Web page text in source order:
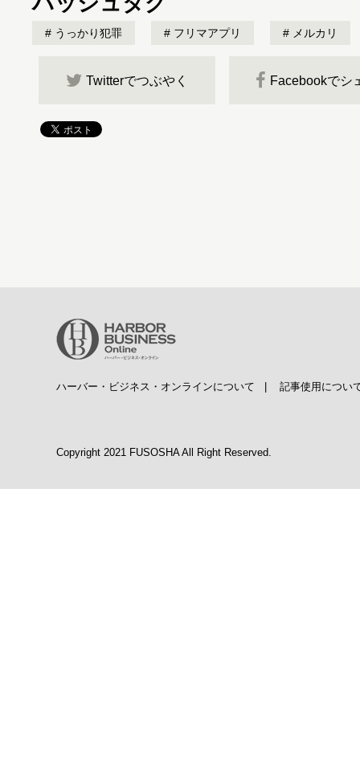
うっかり犯罪 フリマアプリ メルカリ
Twitterでつぶやく Facebookでシ
ハーバー・ビジネス・オンラインについて 記事使用につい
Copyright 2021 FUSOSHA All Right Reserved.